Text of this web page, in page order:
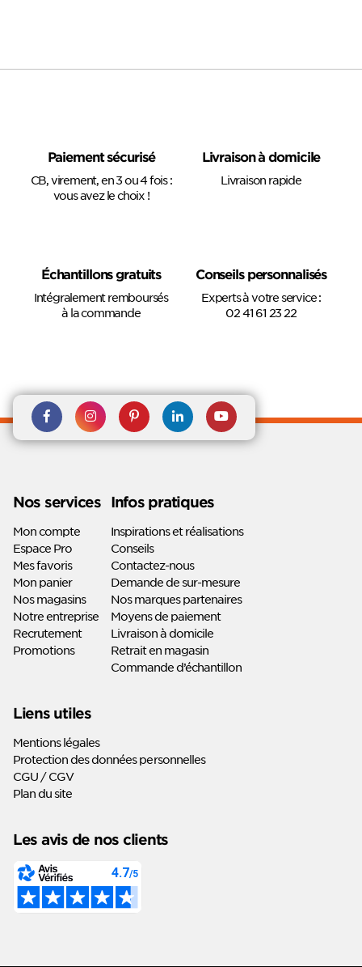
Paiement sécurisé
CB, virement, en 3 ou 4 fois :
vous avez le choix !
Livraison à domicile
Livraison rapide
Échantillons gratuits
Intégralement remboursés
à la commande
Conseils personnalisés
Experts à votre service :
02 41 61 23 22
Rejoignez nous sur Facebook
Suivez-nous sur
Instagram
Suivez-nous sur
Pinterest
Suivez-
nous sur
Suivez-
nous sur
Nos services
Mon compte
Espace Pro
Mes favoris
Mon panier
Nos magasins
Notre entreprise
Recrutement
Promotions
Infos pratiques
Inspirations et réalisations
Conseils
Contactez-nous
Demande de sur-mesure
Nos marques partenaires
Moyens de paiement
Livraison à domicile
Retrait en magasin
Commande d’échantillon
Liens utiles
Mentions légales
Protection des données personnelles
CGU / CGV
Plan du site
Les avis de nos clients